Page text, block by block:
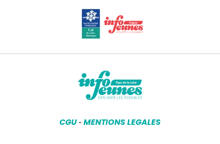
CGU- MENTIONS LEGALES